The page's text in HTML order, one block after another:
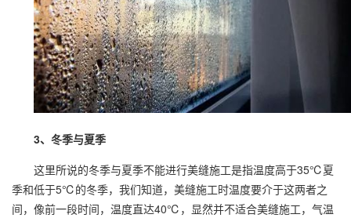
3、冬季与夏季
这里所说的冬季与夏季不能进行美缝施工是指温度高于35℃夏
季和低于5℃的冬季，我们知道，美缝施工时温度要介于这两者之
间，像前一段时间，温度直达40℃，显然并不适合美缝施工，气温